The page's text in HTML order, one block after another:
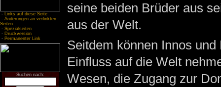
- Links auf diese Seite
- Änderungen an verlinkten
Seiten
- Spezialseiten
- Druckversion
- Permanenter Link
Suchen nach:
seine beiden Brüder aus
aus der Welt.
Seitdem können Innos
Einfluss auf die Welt
Wesen, die Zugang zur